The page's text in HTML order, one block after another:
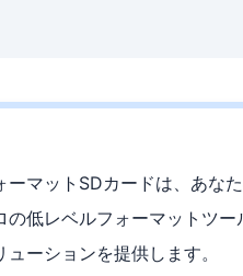
ーマットSDカードは、あな
の低レベルフォーマットツ
ーションを提供します。